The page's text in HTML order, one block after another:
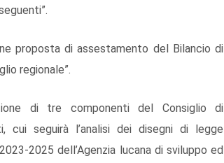
proposta di assestamento del Bilancio di
regionale”.
di tre componenti del Consiglio di
cui seguirà l’analisi dei disegni di legge
2025 dell’Agenzia lucana di sviluppo ed